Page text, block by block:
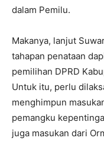
dalam Pemilu.
Makanya, lanjut
tahapan penataan
pemilihan DPRD
Untuk itu, perlu
menghimpun
pemangku
juga masukan dari